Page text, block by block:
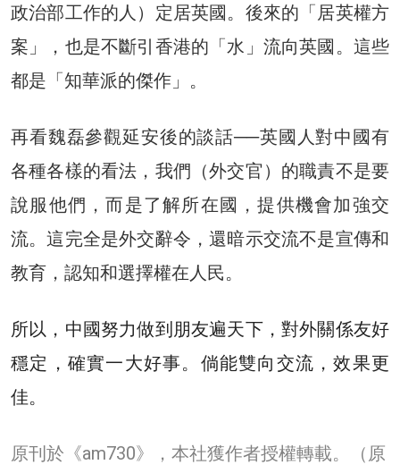
政治部工作的人）定居英國。後來的「居英權方
案」，也是不斷引香港的「水」流向英國。這些
都是「知華派的傑作」。
再看魏磊參觀延安後的談話──英國人對中國有
各種各樣的看法，我們（外交官）的職責不是要
說服他們，而是了解所在國，提供機會加強交
流。這完全是外交辭令，還暗示交流不是宣傳和
教育，認知和選擇權在人民。
所以，中國努力做到朋友遍天下，對外關係友好
穩定，確實一大好事。倘能雙向交流，效果更
佳。
原刊於《am730》，本社獲作者授權轉載。
（原